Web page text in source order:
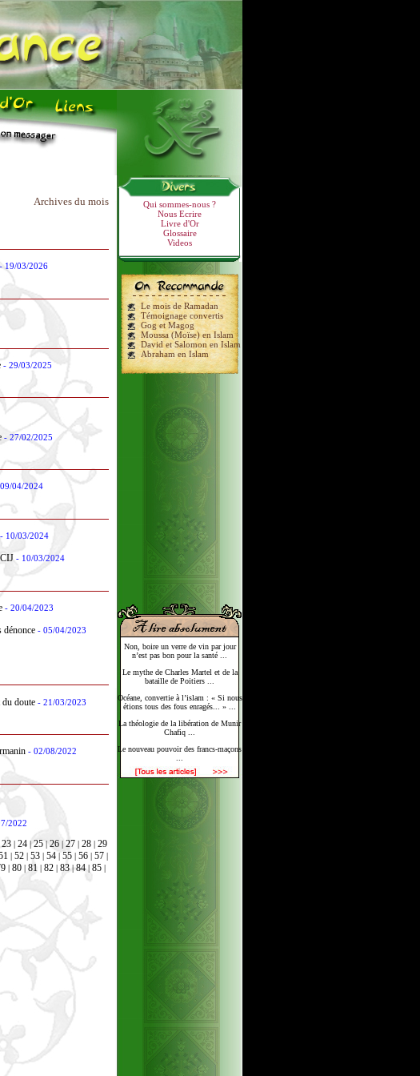
Qui sommes-nous ?
Nous Ecrire
Livre d'Or
Glossaire
Videos
Le mois de Ramadan
Témoignage convertis
Gog et Magog
Moussa (Moïse) en Islam
David et Salomon en Islam
Abraham en Islam
Non, boire un verre de vin par jour
n’est pas bon pour la santé ...
Le mythe de Charles Martel et de la
bataille de Poitiers ...
Océane, convertie à l’islam : « Si nous
étions tous des fous enragés... » ...
La théologie de la libération de Munir
Chafiq ...
Le nouveau pouvoir des francs-maçons
Archives du mois
- 19/03/2026
- 29/03/2025
- 27/02/2025
04/2024
- 10/03/2024
- 10/03/2024
- 20/04/2023
dénonce - 05/04/2023
doute - 21/03/2023
- 02/08/2022
2022
23 | 24 |25 | 26 | 27 | 28 | 29
| 52| 53| 54| 55| 56| 57|
| 80 | 81 | 82 | 83|84 | 85 |